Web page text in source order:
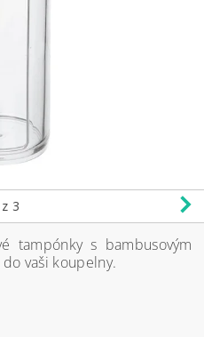
z 3
tampónky s bambusovým
vaši koupelny.